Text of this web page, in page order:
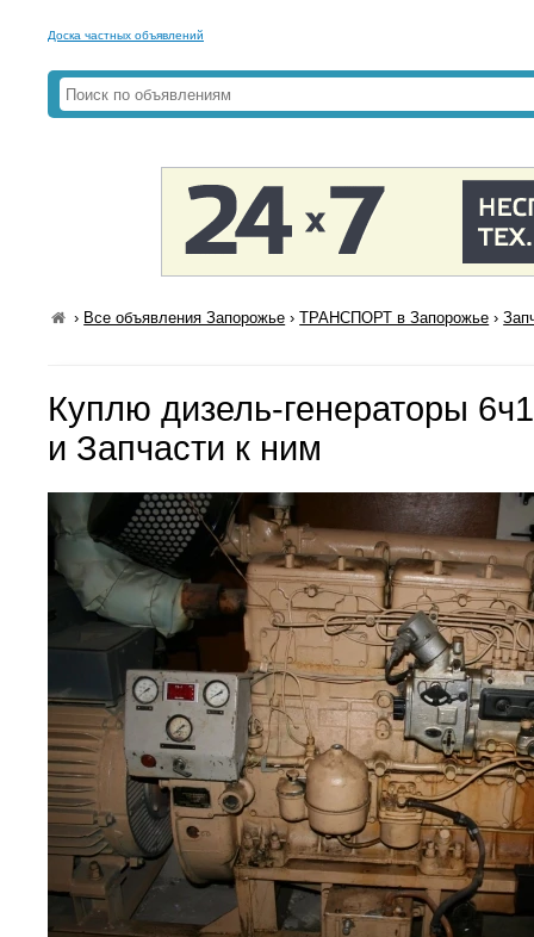
Доска частных объявлений
› Все объявления Запорожье ›ТРАНСПОРТ в Запорожье ›
Куплю дизель-генераторы
и Запчасти к ним